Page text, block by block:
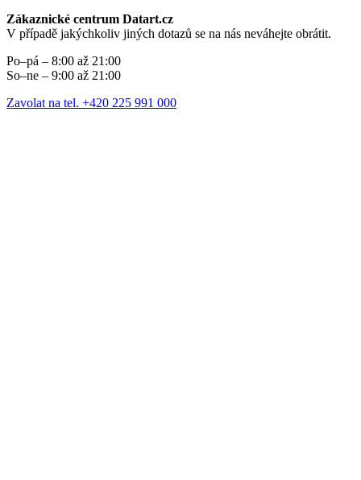
Zákaznické centrum Datart.cz
V případě jakýchkoliv jiných dotazů se na nás neváhejte obrátit.
Po–pá – 8:00 až 21:00
So–ne – 9:00 až 21:00
Zavolat na tel. +420 225 991 000